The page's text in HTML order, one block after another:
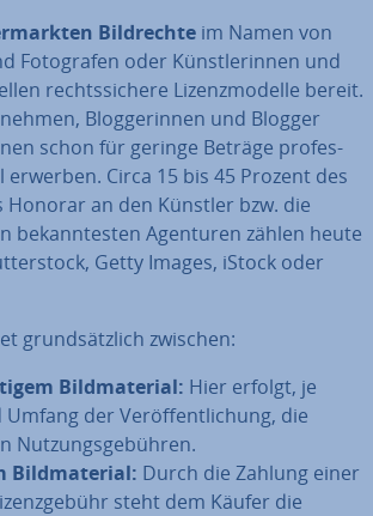
Bild­rech­te im Namen von
Fo­to­gra­fen oder Künst­le­rin­nen und
rechts­si­che­re Li­zenz­mo­del­le bereit.
Blog­ge­rin­nen und Blogger
schon für geringe Beträge pro­fes­
Circa 15 bis 45 Prozent des
Honorar an den Künstler bzw. die
be­kann­tes­ten Agenturen zählen heute
Getty Images, iStock oder
grund­sätz­lich zwischen:
Bild­ma­te­ri­al: Hier erfolgt, je
Umfang der Ver­öf­fent­li­chung, die
Nut­zungs­ge­büh­ren.
Bild­ma­te­ri­al: Durch die Zahlung einer
steht dem Käufer die